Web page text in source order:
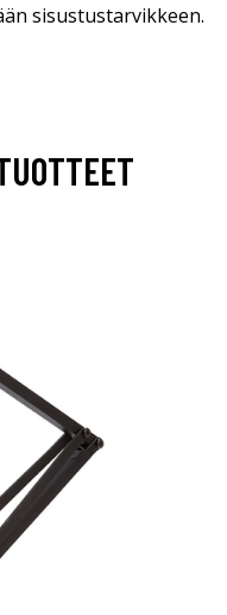
sisustustarvikkeen.